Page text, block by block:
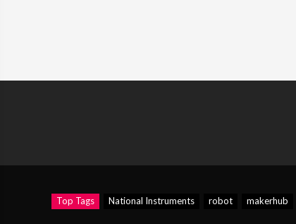
Top Tags National Instruments robot makerhub